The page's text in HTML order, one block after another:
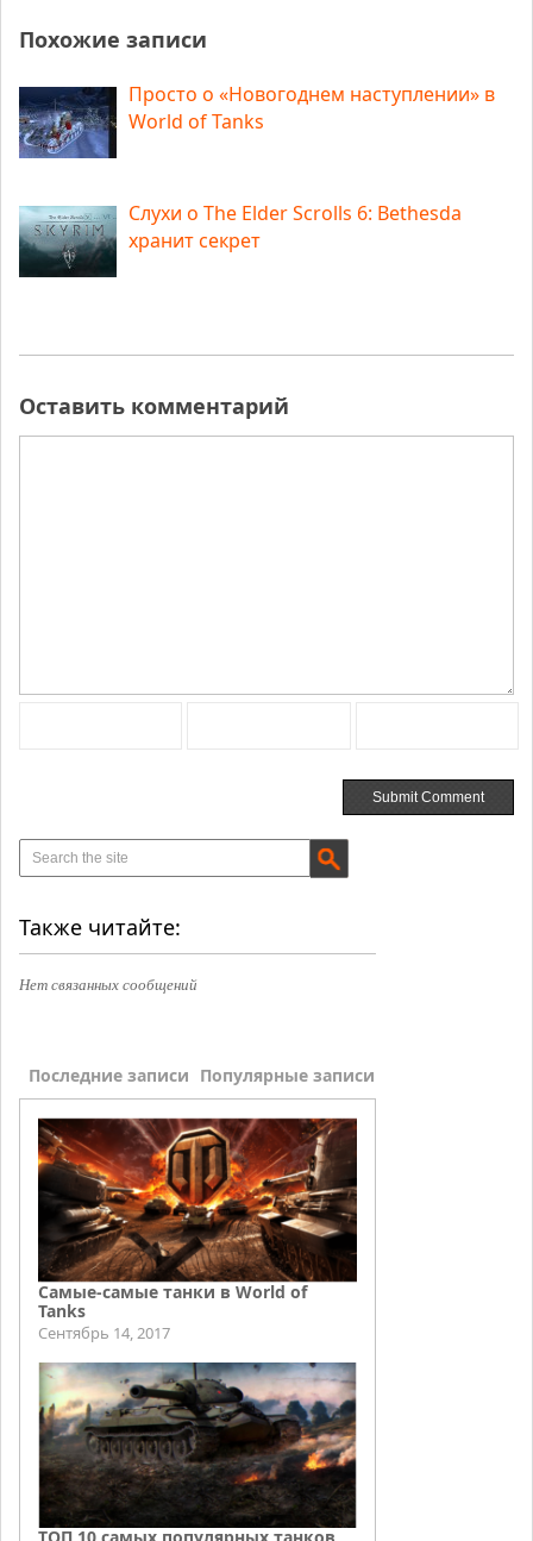
Похожие записи
Просто о «Новогоднем наступлении» в
World of Tanks
Слухи о The Elder Scrolls 6: Bethesda
хранит секрет
Оставить комментарий
Также читайте:
Нет связанных сообщений
Последние записи Популярные записи
Самые-самые танки в World of
Tanks
Сентябрь 14, 2017
ТОП 10 самых популярных танков